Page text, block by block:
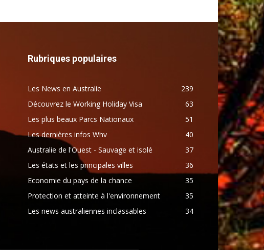
Rubriques populaires
Les News en Australie
239
Découvrez le Working Holiday Visa
63
Les plus beaux Parcs Nationaux
51
Les dernières infos Whv
40
Australie de l'Ouest - Sauvage et isolé
37
Les états et les principales villes
36
Economie du pays de la chance
35
Protection et atteinte à l'environnement
35
Les news australiennes inclassables
34